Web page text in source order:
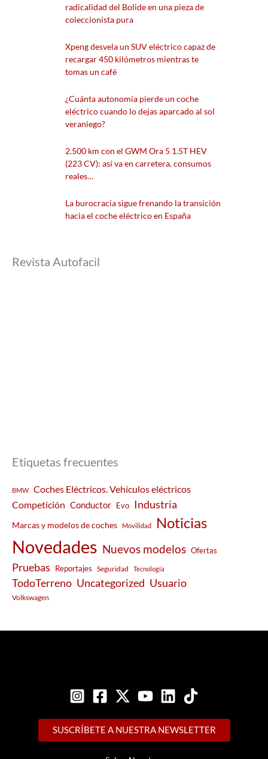
radicalidad del Bolide en una pieza de
coleccionista pura
Xpeng desvela un SUV eléctrico capaz de
recargar 450 kilómetros mientras te
tomas un café
¿Cuánta autonomía pierde un coche
eléctrico cuando lo dejas aparcado al sol
veraniego?
2.500 km con el GWM Ora 5 1.5T HEV
(223 CV): así va en carretera, consumos
reales…
La burocracia sigue frenando la transición
hacia el coche eléctrico en España
Revista Autofacil
Etiquetas frecuentes
BMW
Coches Eléctricos. Vehículos eléctricos
Competición Conductor Evo Industria
Marcas y modelos de coches Movilidad Noticias
Novedades Nuevos modelos Ofertas
Pruebas Reportajes Seguridad Tecnología
TodoTerreno Uncategorized Usuario
Volkswagen
SUSCRÍBETE A NUESTRA NEWSLETTER